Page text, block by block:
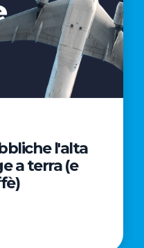
l'alta
a terra (e